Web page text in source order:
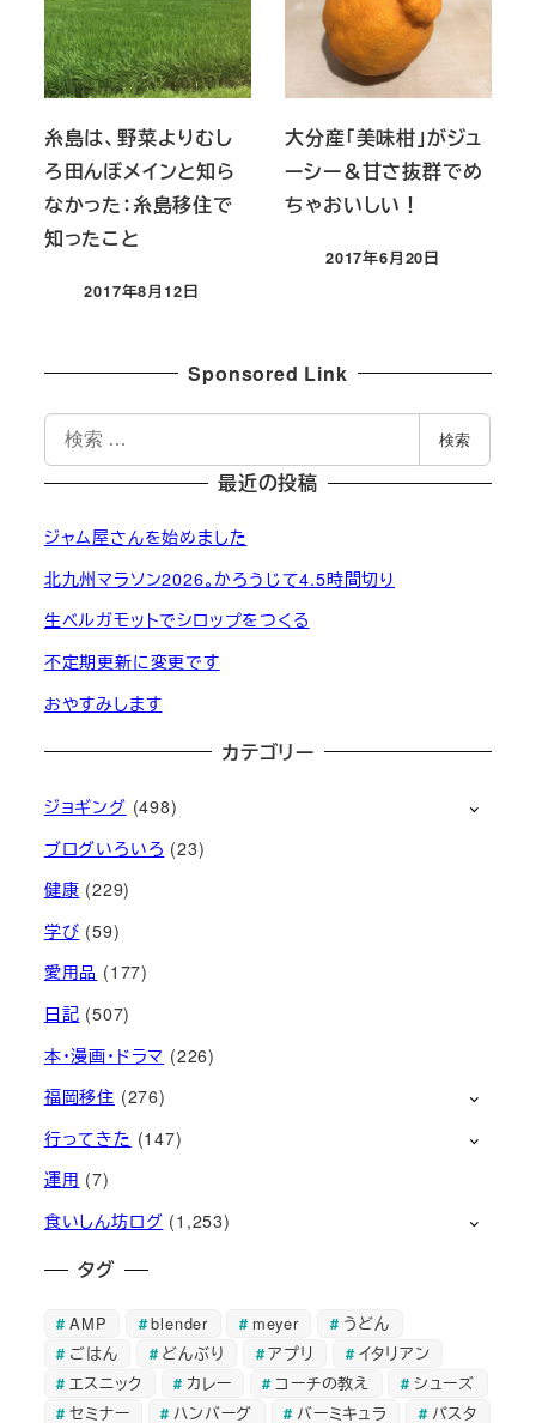
糸島は、野菜よりむし
ろ田んぼメインと知ら
なかった：糸島移住で
知ったこと
投稿日
2017年8月12日
大分産「美味柑」がジュ
ーシー＆甘さ抜群でめ
ちゃおいしい！
投稿日
2017年6月20日
Sponsored Link
索
検索
最近の投稿
ジャム屋さんを始めました
北九州マラソン2026。かろうじて4.5時間切り
生ベルガモットでシロップをつくる
不定期更新に変更です
おやすみします
カテゴリー
ジョギング (498)
ブログいろいろ (23)
健康 (229)
学び (59)
愛用品 (177)
日記 (507)
本・漫画・ドラマ (226)
福岡移住 (276)
行ってきた (147)
運用 (7)
食いしん坊ログ (1,253)
タグ
AMP blender meyer
うどん
ごはん
どんぶり アプリ
イタリアン
エスニック
カレー コーチの教え
シューズ
セミナー
ハンバーグ バーミキュラ パスタ